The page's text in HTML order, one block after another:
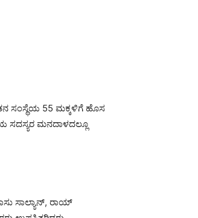
ಸಂಸ್ಥೆಯ 55 ಮಕ್ಕಳಿಗೆ ಹೊಸ
ಸದಸ್ಯರ ಮನದಾಳದಲ್ಲೂ
ಸಾಲ್ಯಾನ್, ರಾಯ್